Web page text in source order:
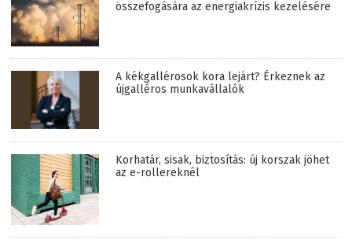
összefogására az energiakrízis kezelésére
A kékgallérosok kora lejárt? Érkeznek az
újgalléros munkavállalók
Korhatár, sisak, biztosítás: új korszak jöhet
az e-rollereknél